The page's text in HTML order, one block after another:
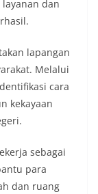
dan
lapangan
Melalui
cara
kekayaan
sebagai
para
dan ruang